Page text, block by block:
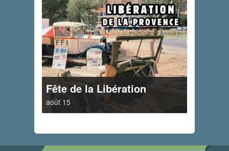
Fête de la Libération
août 15